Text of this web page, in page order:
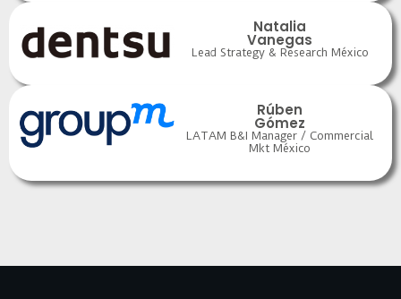
Natalia
Vanegas
Lead Strategy & Research México
Rúben
Gómez
LATAM B&I Manager / Commercial
Mkt México